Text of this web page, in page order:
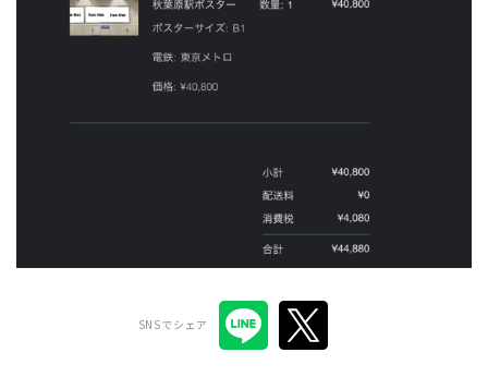
SNSでシェア